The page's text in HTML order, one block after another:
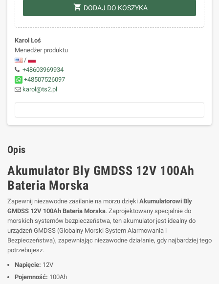
shopping_cart DODAJ DO KOSZYKA
Karol Łoś
Menedżer produktu
/
+48603969934
+48507526097
karol@ts2.pl
Opis
Akumulator Bly GMDSS 12V 100Ah
Bateria Morska
Zapewnij niezawodne zasilanie na morzu dzięki Akumulatorowi Bly
GMDSS 12V 100Ah Bateria Morska. Zaprojektowany specjalnie do
morskich systemów bezpieczeństwa, ten akumulator jest idealny do
urządzeń GMDSS (Globalny Morski System Alarmowania i
Bezpieczeństwa), zapewniając niezawodne działanie, gdy najbardziej tego
potrzebujesz.
Napięcie: 12V
Pojemność: 100Ah